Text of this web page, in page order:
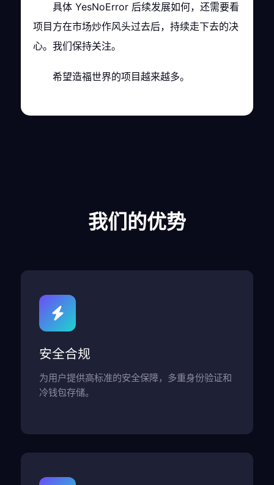
具体 YesNoError 后续发展如何，还需要看
项目方在市场炒作风头过去后，持续走下去的决
心。我们保持关注。
希望造福世界的项目越来越多。
我们的优势
安全合规
为用户提供高标准的安全保障，多重身份验证和
冷钱包存储。